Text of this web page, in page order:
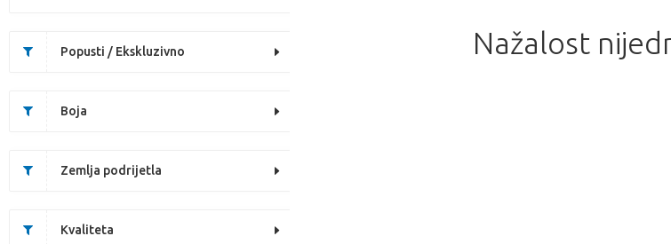
Popusti / Ekskluzivno
Boja
Zemlja podrijetla
Kvaliteta
Nažalost